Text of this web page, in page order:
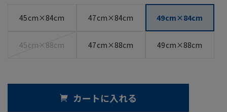
45cm×84cm 47cm×84cm 49cm×84cm
45cm×88cm 47cm×88cm 49cm×88cm
カートに入れる